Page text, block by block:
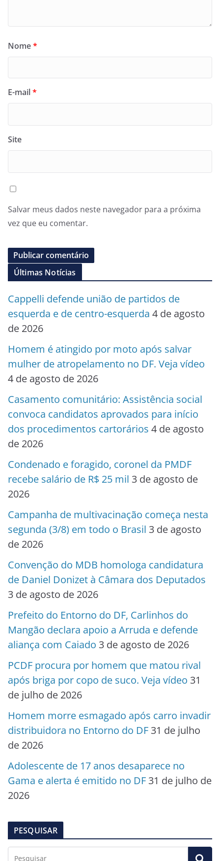
Nome*
E-mail*
Site
Salvar meus dados neste navegador para a próxima
vez que eu comentar.
Últimas Notícias
Cappelli defende união de partidos de
esquerda e de centro-esquerda 4 de agosto
de 2026
Homem é atingido por moto após salvar
mulher de atropelamento no DF. Veja vídeo
4 de agosto de 2026
Casamento comunitário: Assistência social
convoca candidatos aprovados para início
dos procedimentos cartorários 4 de agosto
de 2026
Condenado e foragido, coronel da PMDF
recebe salário de R$ 25 mil 3 de agosto de
2026
Campanha de multivacinação começa nesta
segunda (3/8) em todo o Brasil 3 de agosto
de 2026
Convenção do MDB homologa candidatura
de Daniel Donizet à Câmara dos Deputados
3 de agosto de 2026
Prefeito do Entorno do DF, Carlinhos do
Mangão declara apoio a Arruda e defende
aliança com Caiado 3 de agosto de 2026
PCDF procura por homem que matou rival
após briga por copo de suco. Veja vídeo 31
de julho de 2026
Homem morre esmagado após carro invadir
distribuidora no Entorno do DF 31 de julho
de 2026
Adolescente de 17 anos desaparece no
Gama e alerta é emitido no DF 31 de julho de
2026
PESQUISAR